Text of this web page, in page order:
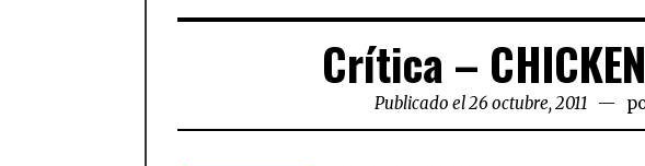
Crítica –
Publicado el 26 octubre, 2011